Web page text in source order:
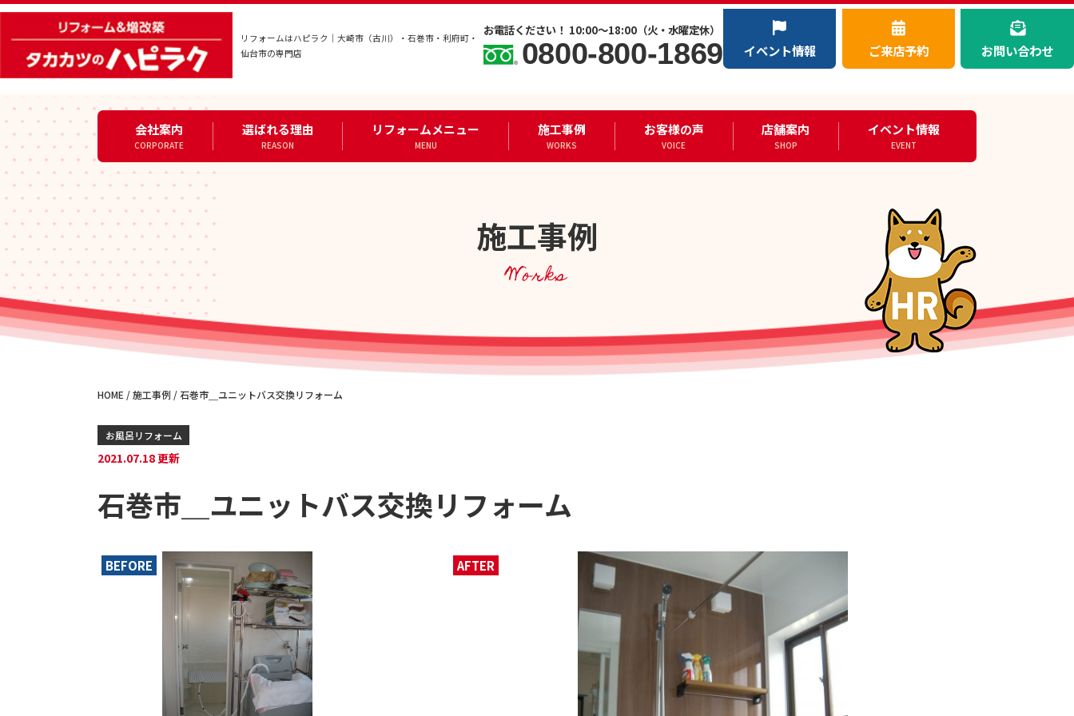
リフォームはハピラク｜大崎市（古川）・石巻市・利府町・
仙台市の専門店
お電話ください！ 10:00～18:00（火・水曜定休）
0800-800-1869 イベント情報 ご来店予約 お問い合わせ
会社案内
CORPORATE
選ばれる理由
REASON
リフォームメニュー
MENU
施工事例
WORKS
お客様の声
VOICE
店舗案内
SHOP
イベント情報
EVENT
施工事例
Works
HOME /施工事例 /石巻市＿ユニットバス交換リフォーム
お風呂リフォーム
2021.07.18 更新
石巻市＿ユニットバス交換リフォーム
AFTER
BEFORE